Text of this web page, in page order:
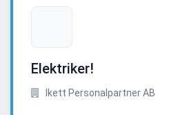
Elektriker!
Ikett Personalpartner AB